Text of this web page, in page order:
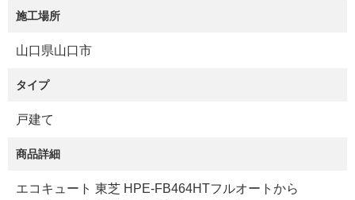
施工場所
山口県山口市
タイプ
戸建て
商品詳細
エコキュート 東芝 HPE-FB464HTフルオートから